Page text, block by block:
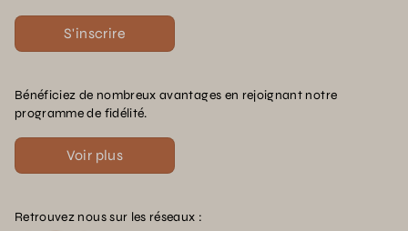
S'inscrire
Bénéficiez de nombreux avantages en rejoignant notre
programme de fidélité.
Voir plus
Retrouvez nous sur les réseaux :